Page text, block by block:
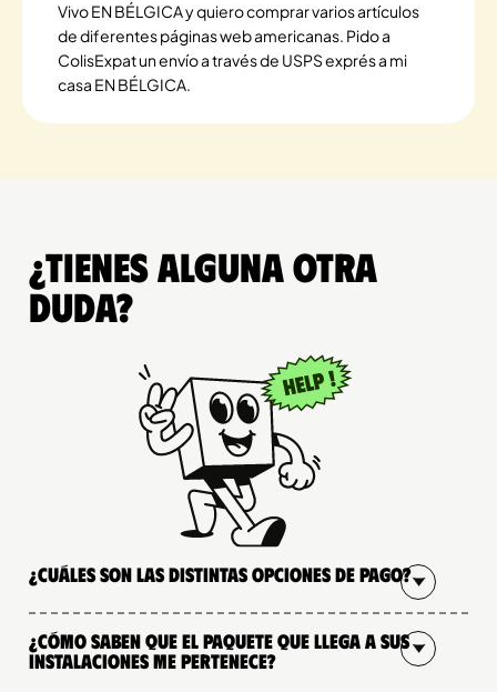
Vivo EN BÉLGICA y quiero comprar varios artículos
de diferentes páginas web americanas. Pido a
ColisExpat un envío a través de USPS exprés a mi
casa EN BÉLGICA.
¿Tienes alguna otra
duda?
¿Cuáles son las distintas opciones de pago?
¿Cómo saben que el paquete que llega a sus
instalaciones me pertenece?